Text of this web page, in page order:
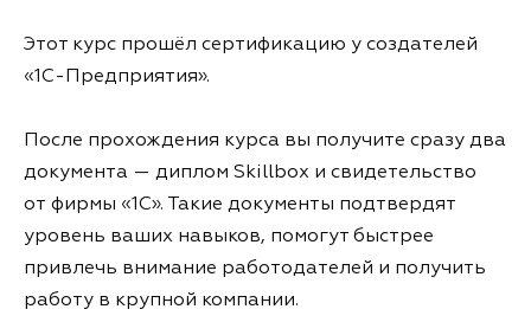
Этот курс прошёл сертификацию у создателей
«1С-Предприятия».
После прохождения курса вы получите сразу два
документа — диплом Skillbox и свидетельство
от фирмы «1С». Такие документы подтвердят
уровень ваших навыков, помогут быстрее
привлечь внимание работодателей и получить
работу в крупной компании.